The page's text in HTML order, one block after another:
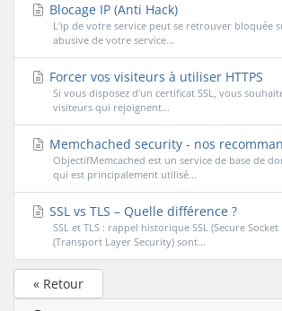
Blocage IP (Anti Hack)
L'ip de votre service peut se retrouver bloquée
abusive de votre service...
Forcer vos visiteurs à utiliser HTTPS
Si vous disposez d'un certificat SSL, vous
visiteurs qui rejoignent...
Memchached security - nos
ObjectifMemcached est un service de base de
qui est principalement utilisé...
SSL vs TLS – Quelle différence ?
SSL et TLS : rappel historique SSL (Secure Socket
(Transport Layer Security) sont...
« Retour